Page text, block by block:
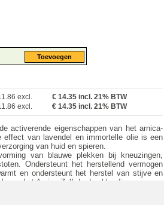
excl. €14.35 incl. 21% BTW
excl. € 14.35 incl. 21% BTW
activerende eigenschappen van het arnica-
effect van lavendel en immortelle olie is een
van huid en spieren.
van blauwe plekken bij kneuzingen,
Ondersteunt het herstellend vermogen
en ondersteunt het herstel van stijve en
Arnica Zalf de doorbloeding.
we zacht Allgäu bronwater, BIOAKTIV door
hooibloemextract.